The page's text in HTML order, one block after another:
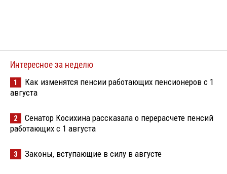
Интересное за неделю
1
Как изменятся пенсии работающих пенсионеров с 1
августа
2
Сенатор Косихина рассказала о перерасчете пенсий
работающих с 1 августа
3 Законы, вступающие в силу в августе